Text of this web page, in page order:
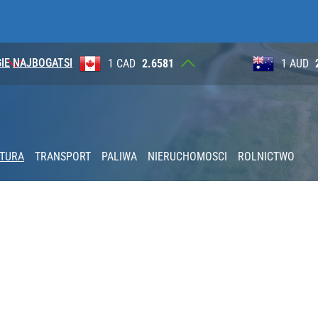
NAJBOGATSI 1 CAD 2.6581 1 AUD
TRANSPORT PALIWA NIERUCHOMOSCI ROLNICTWO